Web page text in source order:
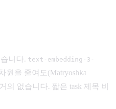
니다. text-embedding-3-
원을 줄여도(Matryoshka
의 없습니다. 짧은 task 제목 비